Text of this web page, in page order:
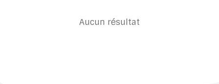
Aucun résultat